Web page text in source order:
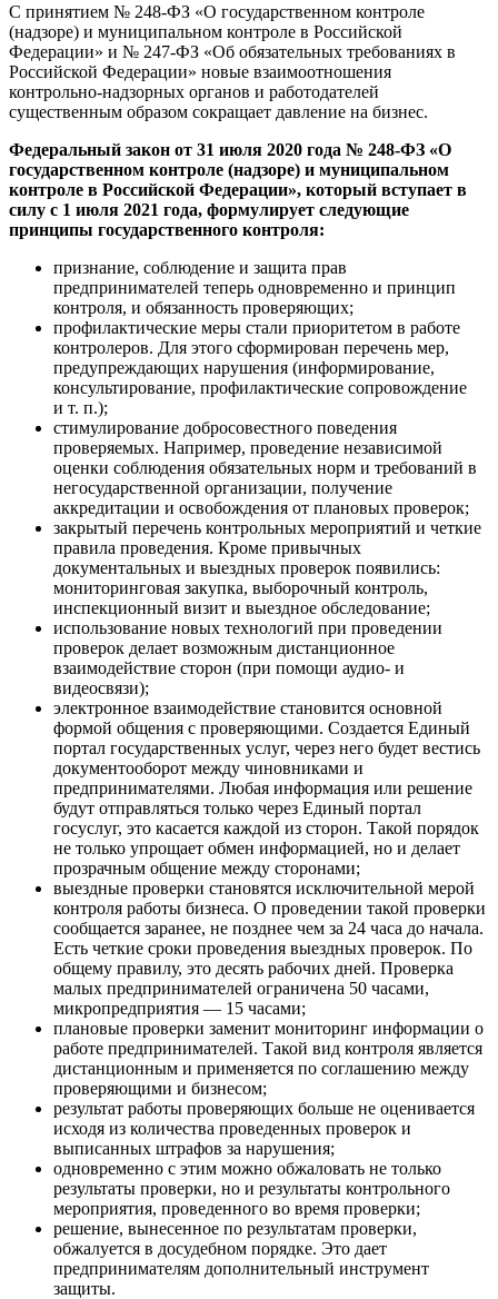
С принятием № 248-ФЗ «О государственном контроле
(надзоре) и муниципальном контроле в Российской
Федерации» и № 247-ФЗ «Об обязательных требованиях в
Российской Федерации» новые взаимоотношения
контрольно-надзорных органов и работодателей
существенным образом сокращает давление на бизнес.
Федеральный закон от 31 июля 2020 года № 248-ФЗ «О
государственном контроле (надзоре) и муниципальном
контроле в Российской Федерации», который вступает в
силу с 1 июля 2021 года, формулирует следующие
принципы государственного контроля:
признание, соблюдение и защита прав
предпринимателей теперь одновременно и принцип
контроля, и обязанность проверяющих;
профилактические меры стали приоритетом в работе
контролеров. Для этого сформирован перечень мер,
предупреждающих нарушения (информирование,
консультирование, профилактические сопровождение
и т. п.);
стимулирование добросовестного поведения
проверяемых. Например, проведение независимой
оценки соблюдения обязательных норм и требований в
негосударственной организации, получение
аккредитации и освобождения от плановых проверок;
закрытый перечень контрольных мероприятий и четкие
правила проведения. Кроме привычных
документальных и выездных проверок появились:
мониторинговая закупка, выборочный контроль,
инспекционный визит и выездное обследование;
использование новых технологий при проведении
проверок делает возможным дистанционное
взаимодействие сторон (при помощи аудио- и
видеосвязи);
электронное взаимодействие становится основной
формой общения с проверяющими. Создается Единый
портал государственных услуг, через него будет вестись
документооборот между чиновниками и
предпринимателями. Любая информация или решение
будут отправляться только через Единый портал
госуслуг, это касается каждой из сторон. Такой порядок
не только упрощает обмен информацией, но и делает
прозрачным общение между сторонами;
выездные проверки становятся исключительной мерой
контроля работы бизнеса. О проведении такой проверки
сообщается заранее, не позднее чем за 24 часа до начала.
Есть четкие сроки проведения выездных проверок. По
общему правилу, это десять рабочих дней. Проверка
малых предпринимателей ограничена 50 часами,
микропредприятия — 15 часами;
плановые проверки заменит мониторинг информации о
работе предпринимателей. Такой вид контроля является
дистанционным и применяется по соглашению между
проверяющими и бизнесом;
результат работы проверяющих больше не оценивается
исходя из количества проведенных проверок и
выписанных штрафов за нарушения;
одновременно с этим можно обжаловать не только
результаты проверки, но и результаты контрольного
мероприятия, проведенного во время проверки;
решение, вынесенное по результатам проверки,
обжалуется в досудебном порядке. Это дает
предпринимателям дополнительный инструмент
защиты.